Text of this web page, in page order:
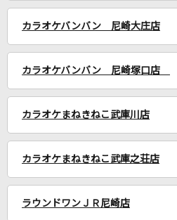
自転
愛してるばんざーい!
デンジャーゾーン
ザ・リーサルウェポンズ
カラオケバンバン 尼崎大庄店
カラオケバンバン 尼崎塚口店
カラオケまねきねこ武庫川店
カラオケまねきねこ武庫之荘店
ラウンドワンＪＲ尼崎店